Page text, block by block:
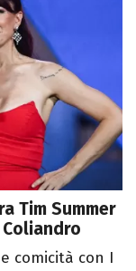
Tim Summer
comicità con I